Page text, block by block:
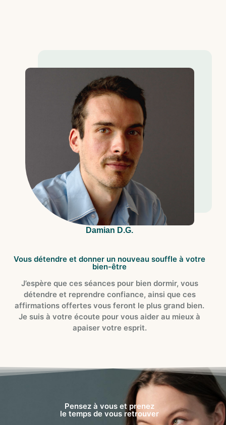
Vous détendre et donner un nouveau souffle à votre
bien-être
J’espère que ces séances pour bien dormir, vous
détendre et reprendre confiance, ainsi que ces
affirmations offertes vous feront le plus grand bien.
Je suis à votre écoute pour vous aider au mieux à
apaiser votre esprit.
Damian D.G.
Pensez à vous et prenez
le temps de vous retrouver